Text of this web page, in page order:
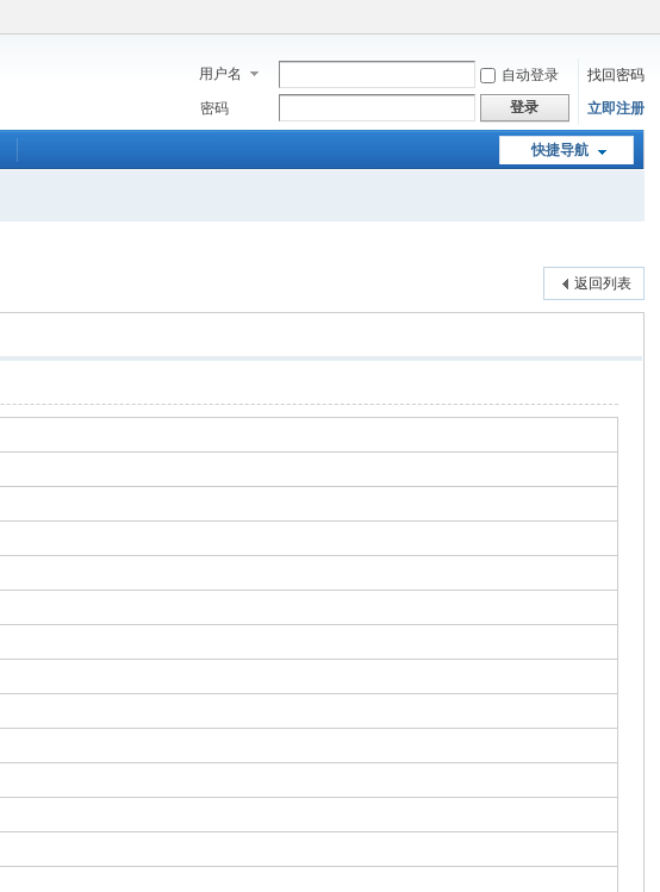
用户名 自动登录
找回密码
密码
登录 立即注册
快捷导航
返回列表